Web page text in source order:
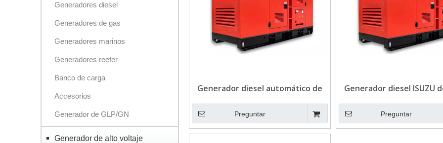
Generadores diesel
Generadores de gas
Generadores marinos
Generadores reefer
Banco de carga
Accesorios
Generador de GLP/GN
Generador de alto voltaje
Generador diesel automático de
ISUZU de alimentación de
combustible 30KVA para
telecomunicaciones
Preguntar
Generador diesel ISUZU
duración 25KVA
telecomunicaciones
Preguntar